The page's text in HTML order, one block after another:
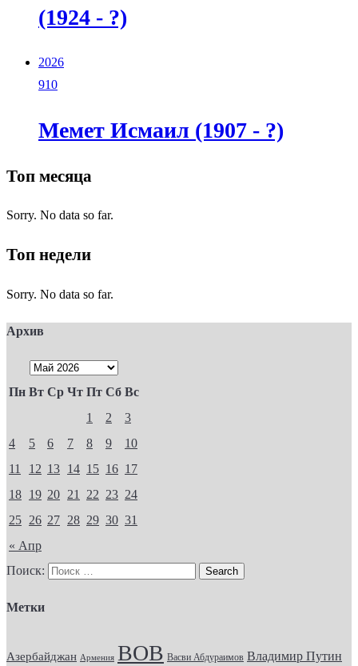
(1924 - ?)
2026
910
Мемет Исмаил (1907 - ?)
Топ месяца
Sorry. No data so far.
Топ недели
Sorry. No data so far.
Архив
Пн Вт Ср Чт Пт Сб Вс
« Апр
1 2
3
4
5 6 7 8 9
10
11
12 13 14 15 16 17
18 19 20 21 22 23 24
25 26 27 28 29 30 31
Поиск:
Метки
Азербайджан Армения ВОВ Васви Абдураимов Владимир Путин